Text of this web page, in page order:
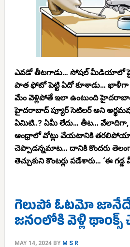
ఎవడో తీటగాడు… సోషల్ మీడియాలో
పాత ఫోటో పెట్టి ఏదో కూశాడు… ఖాళీగా
మేం వెళ్లిపోతే ఇలా ఉంటుంది
హైదరాబాద్ ప్యూర్ సెటిలర్ అని
ఏమిటి..? ఏమీ లేదు… తీట… వేలాదిగా,
ఆంధ్రాలో వోట్లు వేయటానికి
చెప్పాడన్నమాట… దానికి కొందరు
తెచ్చుకుని కౌంటర్లు పడేశారు… ‘ఈ
గెలుపో ఓటమో
జనంలోకి వెళ్లి
MAY 14, 2024BY M S R